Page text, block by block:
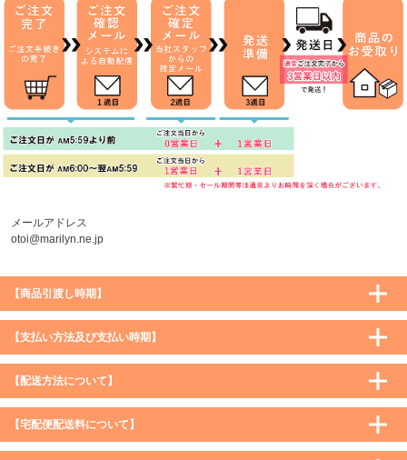
メールアドレス
otoi@marilyn.ne.jp
【商品引渡し時期】
【支払い方法及び支払い時期】
【配送方法について】
【宅配便配送料について】